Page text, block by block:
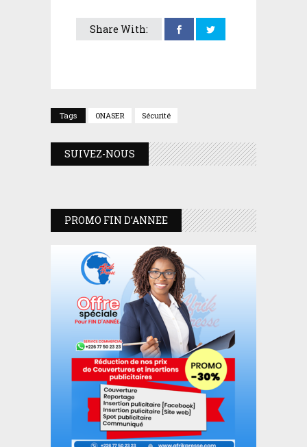
Share With:
Tags ONASER Sécurité
SUIVEZ-NOUS
PROMO FIN D’ANNEE